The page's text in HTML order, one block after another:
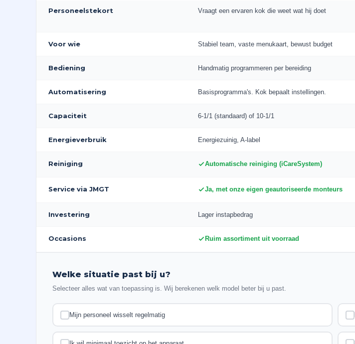
Personeelstekort Vraagt een ervaren kok die weet wat hij doet
Voor wie Stabiel team, vaste menukaart, bewust budget
Bediening Handmatig programmeren per bereiding
Automatisering Basisprogramma's. Kok bepaalt instellingen.
Capaciteit 6-1/1 (standaard) of 10-1/1
Energieverbruik Energiezuinig, A-label
Reiniging Automatische reiniging (iCareSystem)
Service via JMGT Ja, met onze eigen geautoriseerde monteurs
Investering Lager instapbedrag
Occasions Ruim assortiment uit voorraad
Welke situatie past bij u?
Selecteer alles wat van toepassing is. Wij berekenen welk model beter bij u past.
Mijn personeel wisselt regelmatig